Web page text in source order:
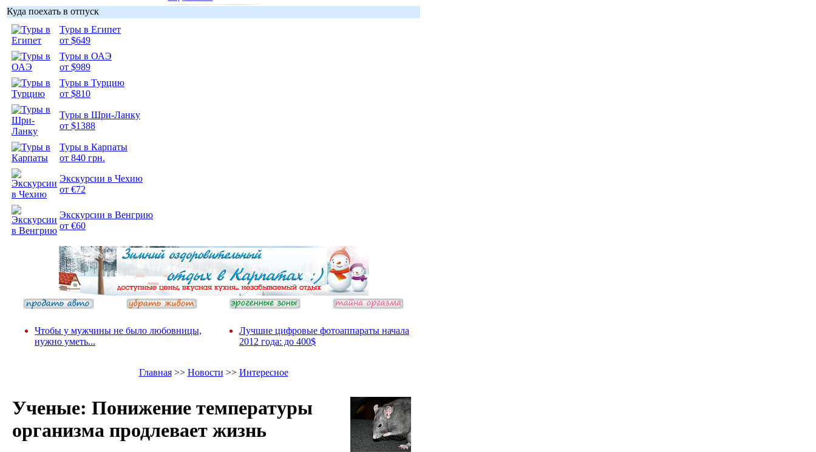
Куда поехать в отпуск
Туры в Египет
от $649
Туры в ОАЭ
от $989
Туры в Турцию
от $810
Туры в Шри-Ланку
от $1388
Туры в Карпаты
от 840 грн.
Экскурсии в Чехию
от €72
Экскурсии в Венгрию
от €60
Чтобы у мужчины не было любовницы,
нужно уметь...
Лучшие цифровые фотоаппараты начала
2012 года: до 400$
Главная>> Новости >> Интересное
Ученые: Понижение температуры
организма продлевает жизнь